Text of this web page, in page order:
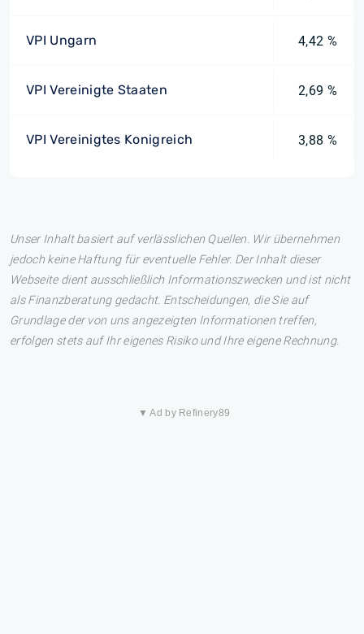
VPI Ungarn 4,42 %
VPI Vereinigte Staaten 2,69 %
VPI Vereinigtes Konigreich 3,88 %
Unser Inhalt basiert auf verlässlichen Quellen. Wir übernehmen
jedoch keine Haftung für eventuelle Fehler. Der Inhalt dieser
Webseite dient ausschließlich Informationszwecken und ist nicht
als Finanzberatung gedacht. Entscheidungen, die Sie auf
Grundlage der von uns angezeigten Informationen treffen,
erfolgen stets auf Ihr eigenes Risiko und Ihre eigene Rechnung.
▼ Ad by Refinery89